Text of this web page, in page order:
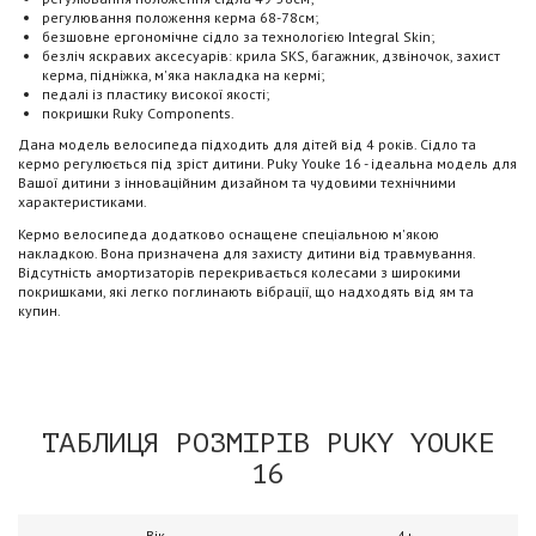
регулювання положення керма 68-78см;
безшовне ергономічне сідло за технологією Integral Skin;
безліч яскравих аксесуарів: крила SKS, багажник, дзвіночок, захист
керма, підніжка, м'яка накладка на кермі;
педалі із пластику високої якості;
покришки Ruky Components.
Дана модель велосипеда підходить для дітей від 4 років. Сідло та
кермо регулюється під зріст дитини. Puky Youke 16 - ідеальна модель для
Вашої дитини з інноваційним дизайном та чудовими технічними
характеристиками.
Кермо велосипеда додатково оснащене спеціальною м'якою
накладкою. Вона призначена для захисту дитини від травмування.
Відсутність амортизаторів перекривається колесами з широкими
покришками, які легко поглинають вібрації, що надходять від ям та
купин.
ТАБЛИЦЯ РОЗМІРІВ PUKY YOUKE
16